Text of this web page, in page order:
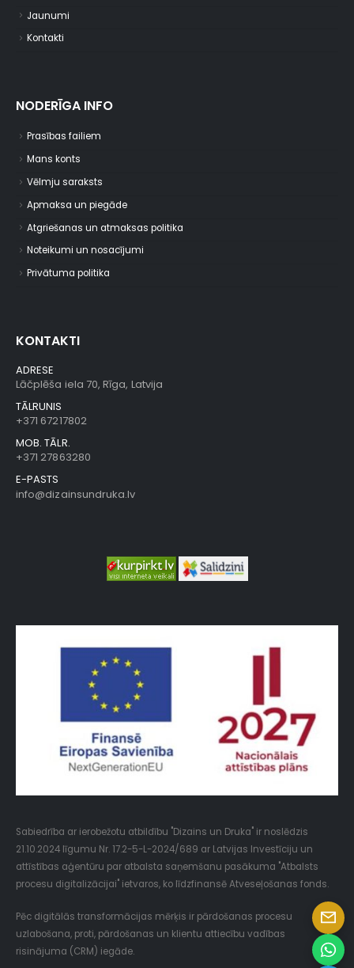
Jaunumi
Kontakti
NODERĪGA INFO
Prasības failiem
Mans konts
Vēlmju saraksts
Apmaksa un piegāde
Atgriešanas un atmaksas politika
Noteikumi un nosacījumi
Privātuma politika
KONTAKTI
ADRESE
Lāčplēša iela 70, Rīga, Latvija
TĀLRUNIS
+371 67217802
MOB. TĀLR.
+371 27863280
E-PASTS
info@dizainsundruka.lv
Sabiedrība ar ierobežotu atbildību "Dizains un Druka" ir noslēdzis
21.10.2024 līgumu Nr. 17.2-5-L-2024/689 ar Latvijas Investīciju un
attīstības aģentūru par atbalsta saņemšanu pasākuma "Atbalsts
procesu digitalizācijai" ietvaros, ko līdzfinansē Atveseļošanas fonds.
Pēc digitālās transformācijas mērķis ir pārdošanas procesu
uzlabošana, proti, pārdošanas un klientu attiecību vadības
risinājuma (CRM) iegāde.